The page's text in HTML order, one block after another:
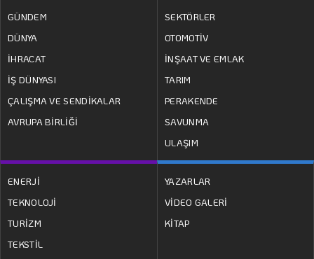
GÜNDEM
DÜNYA
İHRACAT
İŞ DÜNYASI
ÇALIŞMA VE SENDİKALAR
AVRUPA BİRLİĞİ
SEKTÖRLER
OTOMOTİV
İNŞAAT VE EMLAK
TARIM
PERAKENDE
SAVUNMA
ULAŞIM
ENERJİ
TEKNOLOJİ
TURİZM
TEKSTİL
YAZARLAR
VİDEO GALERİ
KİTAP